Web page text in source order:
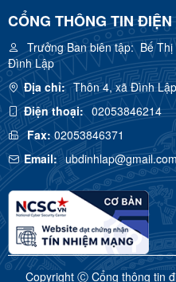
CỔNG THÔNG TIN
Trưởng Ban biên tập:Bế Thị
Đình Lập
Địa chỉ: Thôn 4, xã Đình
Điện thoại: 02053846214
Fax:02053846371
Email:
Copyright Ⓒ Cổng thông tin